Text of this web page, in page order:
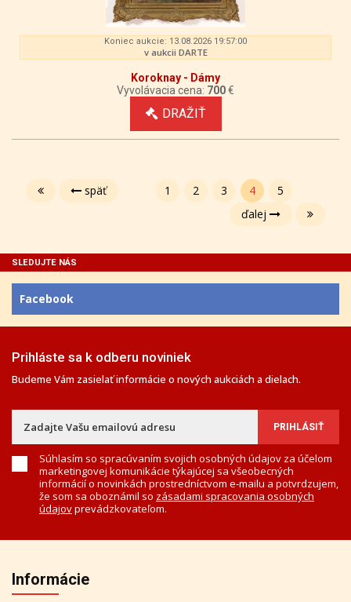
Koniec aukcie: 13.08.2026 19:57:00
v aukcii DARTE
Koroknay - Dámy
Vyvolávacia cena: 700€
DRAŽIŤ
späť 1 2 3 4
5
ďalej
SLEDUJTE NÁS
Facebook
Prihláste sa k odberu noviniek
Budeme Vám zasielať informácie o nových aukciách a dielach.
Súhlasím so spracúvaním svojich osobných údajov za účelom
marketingovej komunikácie týkajúcej sa všeobecných
informácií o novinkách prostredníctvom e-mailu a potvrdzujem,
že som sa oboznámil so zásadami spracovania osobných
údajovprevádzkovateľom.
Informácie